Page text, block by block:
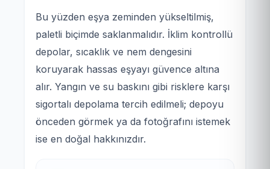
Bu yüzden eşya zeminden yükseltilmiş,
paletli biçimde saklanmalıdır. İklim kontrollü
depolar, sıcaklık ve nem dengesini
koruyarak hassas eşyayı güvence altına
alır. Yangın ve su baskını gibi risklere karşı
sigortalı depolama tercih edilmeli; depoyu
önceden görmek ya da fotoğrafını istemek
ise en doğal hakkınızdır.